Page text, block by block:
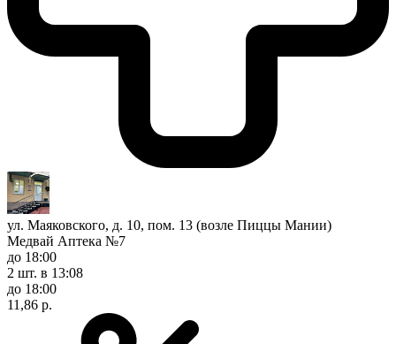
ул. Маяковского, д. 10, пом. 13 (возле Пиццы Мании)
Медвай Аптека №7
до 18:00
2 шт. в 13:08
до 18:00
11,86 р.